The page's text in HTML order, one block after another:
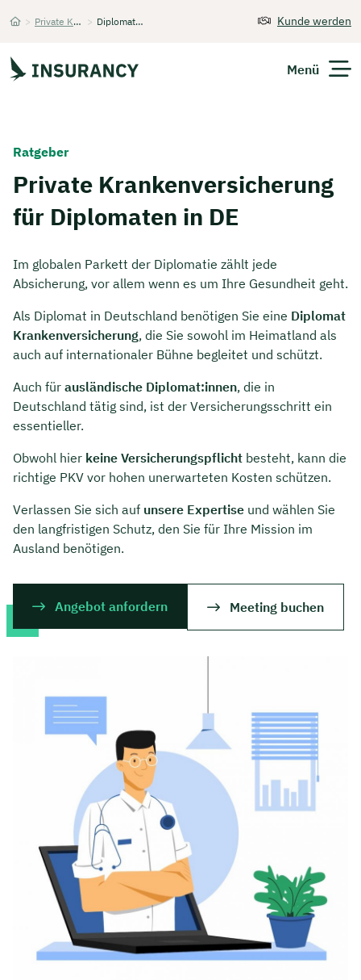
> Private Krankenversicherung > Diplomaten Kunde werden
Menü
Finanzen
Über Uns
Kontakt
Ratgeber
Private Krankenversicherung
für Diplomaten in DE
Im globalen Parkett der Diplomatie zählt jede
Absicherung, vor allem wenn es um Ihre Gesundheit geht.
Als Diplomat in Deutschland benötigen Sie eine Diplomat
Krankenversicherung, die Sie sowohl im Heimatland als
auch auf internationaler Bühne begleitet und schützt.
Auch für ausländische Diplomat:innen, die in
Deutschland tätig sind, ist der Versicherungsschritt ein
essentieller.
Obwohl hier keine Versicherungspflicht besteht, kann die
richtige PKV vor hohen unerwarteten Kosten schützen.
Verlassen Sie sich auf unsere Expertise und wählen Sie
den langfristigen Schutz, den Sie für Ihre Mission im
Ausland benötigen.
Angebot anfordern Meeting buchen